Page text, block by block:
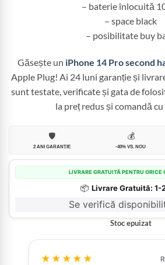
– baterie înlocuită
– space black
– posibilitate buy
Găsește un iPhone 14 Pro second
Apple Plug! Ai 24 luni garanție și
sunt testate, verificate și gata de
la preț redus și comandă
🛡️
2 ANI GARANȚIE
💰
-40% VS. NOU
LIVRARE GRATUITĂ PENTRU ORICE
📦 Livrare Gratuită: 1-
Se verifică
Stoc epuizat
★★★★★